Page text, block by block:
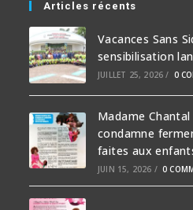
Articles récents
Vacances Sans
sensibilisation
JUILLET 25, 2026 / 0
Madame Chantal
condamne
faites aux
JUIN 15, 2026 / 0